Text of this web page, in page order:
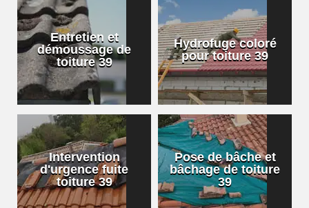
Entretien et
démoussage de
toiture 39
Hydrofuge coloré
pour toiture 39
Intervention
d'urgence fuite
toiture 39
Pose de bâche et
bâchage de toiture
39